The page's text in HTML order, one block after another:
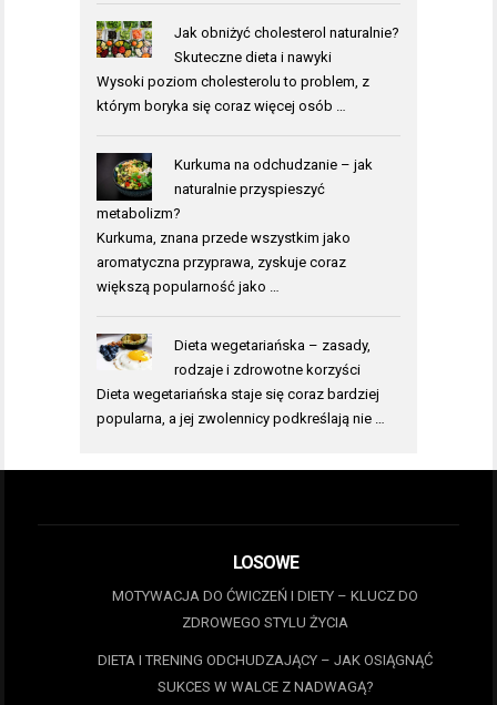
Jak obniżyć cholesterol naturalnie?
Skuteczne dieta i nawyki
Wysoki poziom cholesterolu to problem, z
którym boryka się coraz więcej osób …
Kurkuma na odchudzanie – jak
naturalnie przyspieszyć
metabolizm?
Kurkuma, znana przede wszystkim jako
aromatyczna przyprawa, zyskuje coraz
większą popularność jako …
Dieta wegetariańska – zasady,
rodzaje i zdrowotne korzyści
Dieta wegetariańska staje się coraz bardziej
popularna, a jej zwolennicy podkreślają nie …
LOSOWE
MOTYWACJA DO ĆWICZEŃ I DIETY – KLUCZ DO
ZDROWEGO STYLU ŻYCIA
DIETA I TRENING ODCHUDZAJĄCY – JAK OSIĄGNĄĆ
SUKCES W WALCE Z NADWAGĄ?